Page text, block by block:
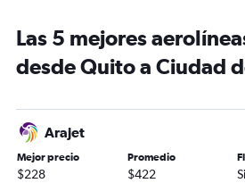
Las 5 mejores
desde Quito a Ciudad
Arajet
Mejor precio
$228
Promedio
$422